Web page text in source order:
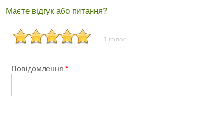
Маєте відгук або питання?
1 голос
Повідомлення *